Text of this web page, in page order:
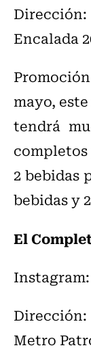
Encalada
mayo,
tendrá
completos
2 bebidas
bebidas y
El
Metro